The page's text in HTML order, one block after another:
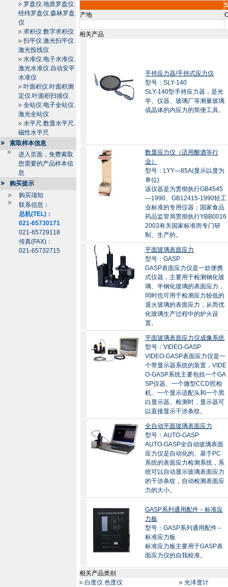
罗盘仪.地质罗盘仪.
经纬罗盘仪.森林罗盘
仪
求积仪.数字求积仪
扫平仪.激光扫平仪.
激光投线仪
水准仪.电子水准仪.
激光水准仪.自动安平
水准仪
叶面积仪.叶面积测
定仪.叶面积扫描仪
全站仪.电子全站仪.
激光全站仪
水平尺.数显水平尺.
磁性水平尺
索取样本信息
进入页面，免费索取
您需要的产品样本信
息
购买提示
购买须知
联系信息：
总机(TEL)：
021-65730171
021-65729118
传真(FAX)：
021-65732715
产地
相关产品
手持应力器/手持式应力仪
型号：SLY-140
SLY-140型手持应力器，是光
学、仪器、玻璃厂等测量玻璃
或晶体的内应力的简便工具。
数显应力仪（适用酿酒等行
业）
型号：LYY—85A(显示以度为
单位)
该仪器是为贯彻执行GB4545
—1990、GB12415-1990轻工
业标准的专用仪器；国家食品
药品监管局贯彻执行YBB0016
2003有关国家标准而专门研
制、生产的。
平面玻璃表面应力
型号：GASP
GASP表面应力仪是一款便携
式仪器，主要用于检测钢化玻
璃、半钢化玻璃的表面应力，
同时也可用于检测应力较低的
退火玻璃的表面应力，从而优
化玻璃生产过程中的炉火设
置。
平面玻璃表面应力仪成像系统
型号：VIDEO-GASP
VIDEO-GASP表面应力仪是一
个带显示器系统的装置，VIDE
O-GASP系统主要包括一个GA
SP仪器、一个微型CCD照相
机、一个显示适配头和一个黑
白显示器。检测时，显示器可
以直接显示干涉条纹。
全自动平面玻璃表面应力
型号：AUTO-GASP
AUTO-GASP全自动玻璃表面
应力仪是自动化的、基于PC
系统的表面应力检测系统，系
统可以自动显示玻璃表面应力
的干涉条纹，自动检测表面应
力的大小。
GASP系列通用配件－标准应
力板
型号：GASP系列通用配件－
标准应力板
标准应力板主要用于GASP表
面应力仪的自我校准。
相关产品类别
白度仪.色度仪
光泽度计